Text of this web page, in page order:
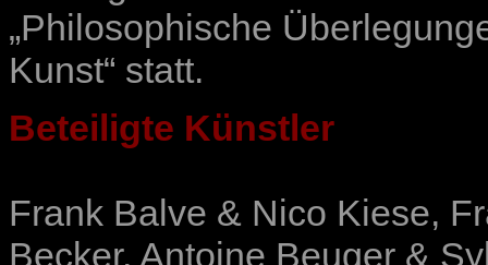
„Philosophische
Kunst“ statt.
Beteiligte Künstler
Frank Balve & Nico Kiese,
Becker, Antoine Beuger &